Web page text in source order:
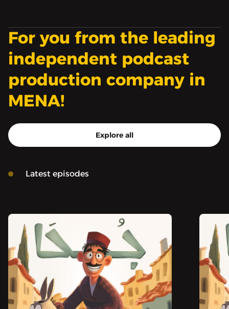
For you from the leading
independent podcast
production company in
MENA!
Explore all
Latest episodes